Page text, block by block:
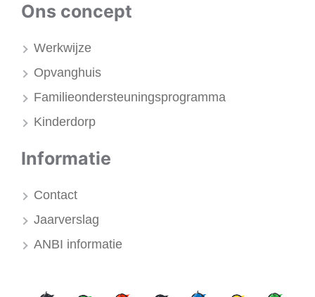
Ons concept
Werkwijze
Opvanghuis
Familieondersteuningsprogramma
Kinderdorp
Informatie
Contact
Jaarverslag
ANBI informatie